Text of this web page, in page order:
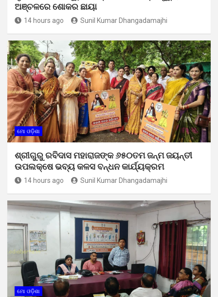
ଅଞ୍ଚଳରେ ଶୋକର ଛାୟା
14 hours ago Sunil Kumar Dhangadamajhi
ମୋ ଓଡ଼ିଶା
ଶ୍ରୀଗୁରୁ ରବିଦାସ ମହାରାଜଙ୍କ ୬୫୦ତମ ଜନ୍ମ ଜୟନ୍ତୀ
ଉପଲକ୍ଷେ ଭବ୍ୟ କଳସ ବନ୍ଧନ କାର୍ଯ୍ୟକ୍ରମ
14 hours ago Sunil Kumar Dhangadamajhi
ମୋ ଓଡ଼ିଶା